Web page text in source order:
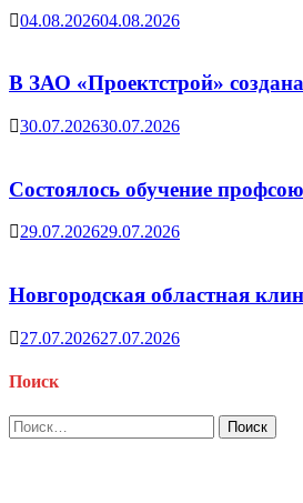
04.08.202604.08.2026
В ЗАО «Проектстрой»
30.07.202630.07.2026
Состоялось обучение
29.07.202629.07.2026
Новгородская областная
27.07.202627.07.2026
Поиск
Найти: